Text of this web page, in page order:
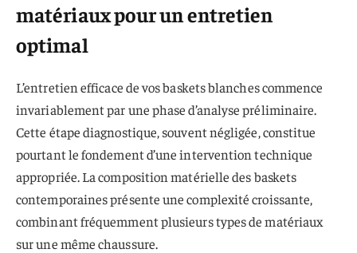
matériaux pour un entretien
optimal
L’entretien efficace de vos baskets blanches commence
invariablement par une phase d’analyse préliminaire.
Cette étape diagnostique, souvent négligée, constitue
pourtant le fondement d’une intervention technique
appropriée. La composition matérielle des baskets
contemporaines présente une complexité croissante,
combinant fréquemment plusieurs types de matériaux
sur une même chaussure.